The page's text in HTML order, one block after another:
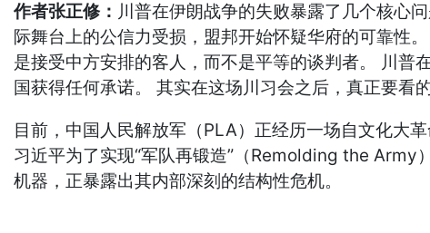
作者张正修： 川普在伊朗战争的失败暴露了几个核心
际舞台上的公信力受损，盟邦开始怀疑华府的可靠性
是接受中方安排的客人，而不是平等的谈判者。 川普
国获得任何承诺。 其实在这场川习会之后，真正要看
目前，中国人民解放军（PLA）正经历一场自文化大
习近平为了实现“军队再锻造”（Remolding the Army
机器，正暴露出其内部深刻的结构性危机。